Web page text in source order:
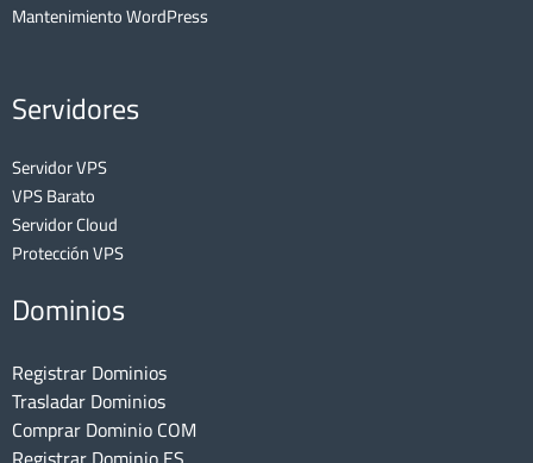
Mantenimiento WordPress
Servidores
Servidor VPS
VPS Barato
Servidor Cloud
Protección VPS
Dominios
Registrar Dominios
Trasladar Dominios
Comprar Dominio COM